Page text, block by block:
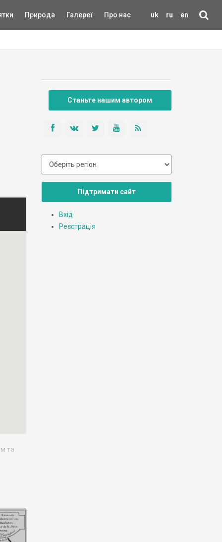
uk ru en
Природа Галереї Про нас
та
Станьте нашим автором
Підтримати сайт
Вхід
Реєстрація